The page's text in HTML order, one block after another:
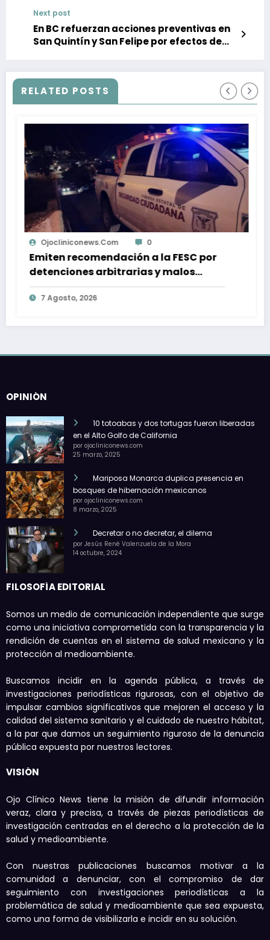
Next post
En BC refuerzan acciones preventivas en
San Quintín y San Felipe por efectos de
RELATED POSTS
Ojocliniconews.com 0
Emiten recomendación a la FESC por
detenciones arbitrarias y malos
tratos en Tijuana
7 Agosto, 2026
OPINIÓN
10 totoabas y dos tortugas fueron liberadas
en el Alto Golfo de California
por ojocliniconews.com
25 marzo, 2025
Mariposa Monarca duplica presencia en
bosques de hibernación mexicanos
por ojocliniconews.com
8 marzo, 2025
Decretar o no decretar, el dilema
por Jesús René Valenzuela de la Mora
14 octubre, 2024
FILOSOFÍA EDITORIAL
Somos un medio de comunicación independiente que surge
como una iniciativa comprometida con la transparencia y la
rendición de cuentas en el sistema de salud mexicano y la
protección al medioambiente.
Buscamos incidir en la agenda pública, a través de
investigaciones periodísticas rigurosas, con el objetivo de
impulsar cambios significativos que mejoren el acceso y la
calidad del sistema sanitario y el cuidado de nuestro hábitat,
a la par que damos un seguimiento riguroso de la denuncia
pública expuesta por nuestros lectores.
VISIÓN
Ojo Clínico News tiene la misión de difundir información
veraz, clara y precisa, a través de piezas periodísticas de
investigación centradas en el derecho a la protección de la
salud y medioambiente.
Con nuestras publicaciones buscamos motivar a la
comunidad a denunciar, con el compromiso de dar
seguimiento con investigaciones periodísticas a la
problemática de salud y medioambiente que sea expuesta,
como una forma de visibilizarla e incidir en su solución.